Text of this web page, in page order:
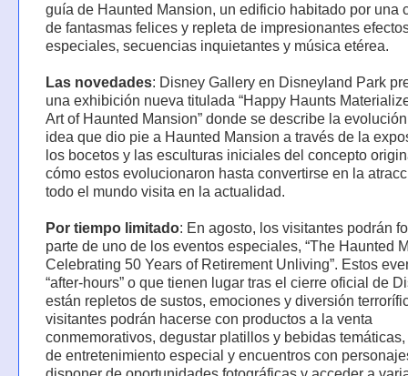
guía de Haunted Mansion, un edificio habitado por una
de fantasmas felices y repleta de impresionantes
especiales, secuencias inquietantes y música etérea.
Las novedades: Disney Gallery en Disneyland Park
una exhibición nueva titulada “Happy Haunts
Art of Haunted Mansion” donde se describe la
idea que dio pie a Haunted Mansion a través de la
los bocetos y las esculturas iniciales del concepto
cómo estos evolucionaron hasta convertirse en la
todo el mundo visita en la actualidad.
Por tiempo limitado: En agosto, los visitantes podrán
parte de uno de los eventos especiales, “The Haunted
Celebrating 50 Years of Retirement Unliving”. Estos
“after-hours” o que tienen lugar tras el cierre oficial de
están repletos de sustos, emociones y diversión
visitantes podrán hacerse con productos a la venta
conmemorativos, degustar platillos y bebidas
de entretenimiento especial y encuentros con